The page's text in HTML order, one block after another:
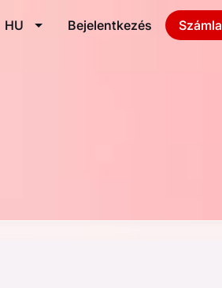
HU Bejelentkezés